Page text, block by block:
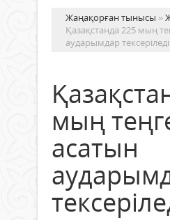
Жаңақорған тынысы »
Қазақстанда 225 мың
аударымдар тексеріледі
мың
асатын